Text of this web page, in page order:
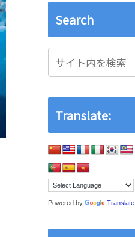
Search
Translate:
Powered by Translate